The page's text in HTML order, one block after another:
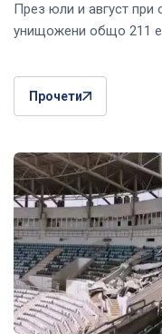
През юли и август при
унищожени общо 211
Прочети